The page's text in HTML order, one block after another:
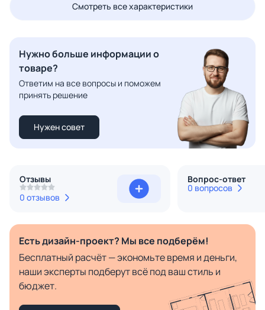
Смотреть все характеристики
Нужно больше информации о
товаре?
Ответим на все вопросы и поможем
принять решение
Нужен совет
Отзывы
0 отзывов
Вопрос-ответ
0 вопросов
Есть дизайн-проект? Мы все подберём!
Бесплатный расчёт — экономьте время и деньги,
наши эксперты подберут всё под ваш стиль и
бюджет.